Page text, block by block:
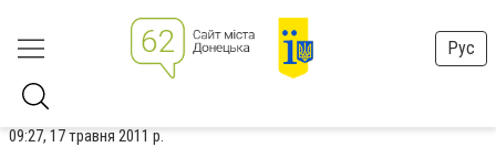
Рус
09:27, 17 травня 2011 р.